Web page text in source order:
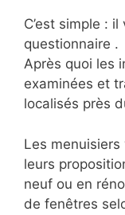
C’est simple :
questionnaire .
Après quoi les
examinées et
localisés près
Les
leurs
neuf ou en
de fenêtres